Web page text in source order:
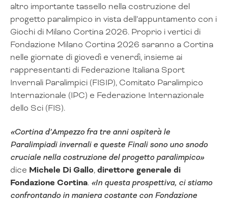
altro importante tassello nella costruzione del
progetto paralimpico in vista dell’appuntamento con i
Giochi di Milano Cortina 2026. Proprio i vertici di
Fondazione Milano Cortina 2026 saranno a Cortina
nelle giornate di giovedì e venerdì, insieme ai
rappresentanti di Federazione Italiana Sport
Invernali Paralimpici (FISIP), Comitato Paralimpico
Internazionale (IPC) e Federazione Internazionale
dello Sci (FIS).
«Cortina d’Ampezzo fra tre anni ospiterà le
Paralimpiadi invernali e queste Finali sono uno snodo
cruciale nella costruzione del progetto paralimpico»
dice Michele Di Gallo,direttore generale di
Fondazione Cortina. «In questa prospettiva, ci stiamo
confrontando in maniera costante con Fondazione